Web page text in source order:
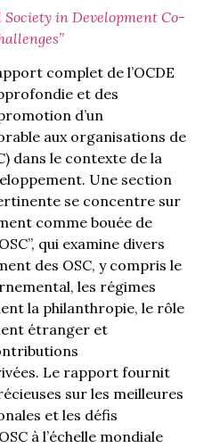
Society in Development Co-
complet de l’OCDE
et des
d’un
aux organisations de
dans le contexte de la
Une section
se concentre sur
comme bouée de
qui examine divers
des OSC, y compris le
les régimes
la philanthropie, le rôle
étranger et
Le rapport fournit
sur les meilleures
et les défis
à l’échelle mondiale